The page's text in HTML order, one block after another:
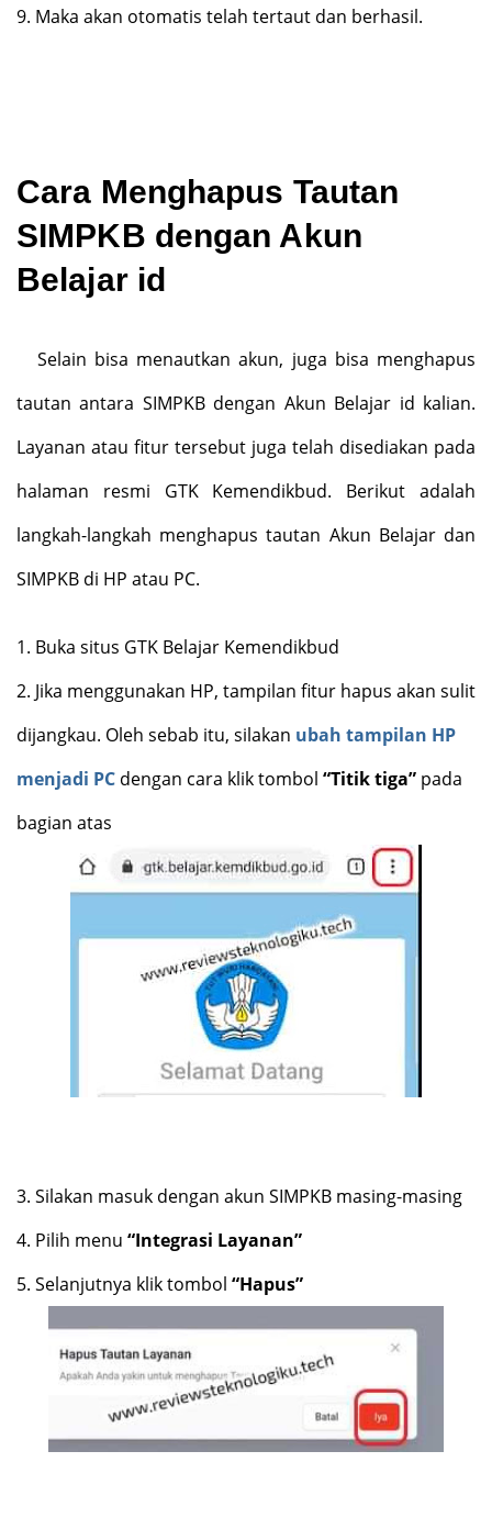
9. Maka akan otomatis telah tertaut dan berhasil.
Cara Menghapus Tautan
SIMPKB dengan Akun
Belajar id
Selain bisa menautkan akun, juga bisa menghapus
tautan antara SIMPKB dengan Akun Belajar id kalian.
Layanan atau fitur tersebut juga telah disediakan pada
halaman resmi GTK Kemendikbud. Berikut adalah
langkah-langkah menghapus tautan Akun Belajar dan
SIMPKB di HP atau PC.
1. Buka situs GTK Belajar Kemendikbud
2. Jika menggunakan HP, tampilan fitur hapus akan sulit
dijangkau. Oleh sebab itu, silakan ubah tampilan HP
menjadi PC dengan cara klik tombol “Titik tiga” pada
bagian atas
3. Silakan masuk dengan akun SIMPKB masing-masing
4. Pilih menu “Integrasi Layanan”
5. Selanjutnya klik tombol “Hapus”